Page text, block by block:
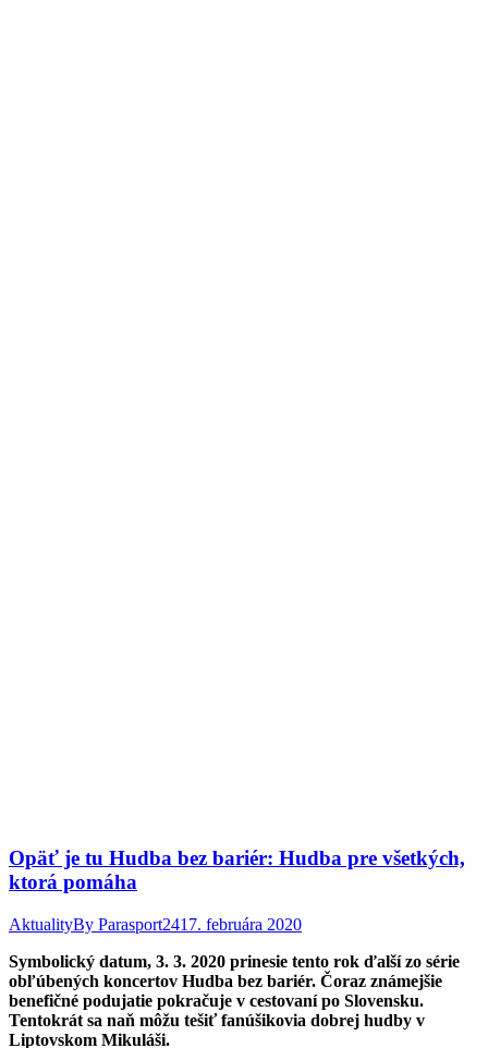
Opäť je tu Hudba bez bariér: Hudba pre všetkých,
ktorá pomáha
AktualityBy Parasport2417. februára 2020
Symbolický datum, 3. 3. 2020 prinesie tento rok ďalší zo série
obľúbených koncertov Hudba bez bariér. Čoraz známejšie
benefičné podujatie pokračuje v cestovaní po Slovensku.
Tentokrát sa naň môžu tešiť fanúšikovia dobrej hudby v
Liptovskom Mikuláši.